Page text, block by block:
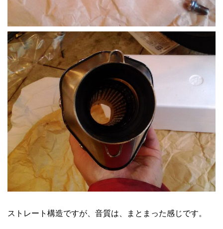
ストレート構造ですが、音質は、まとまった感じです。